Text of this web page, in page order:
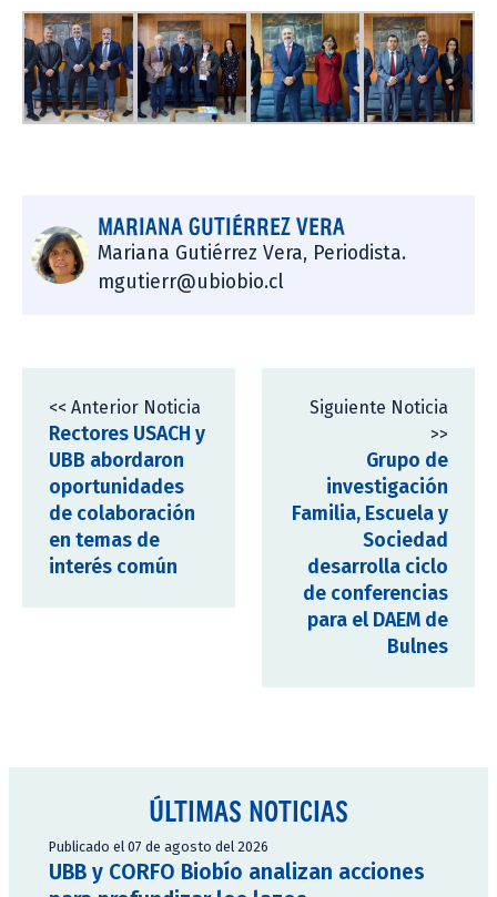
MARIANA GUTIÉRREZ VERA
Mariana Gutiérrez Vera, Periodista.
mgutierr@ubiobio.cl
<< Anterior Noticia
Rectores USACH y
UBB abordaron
oportunidades
de colaboración
en temas de
interés común
Siguiente Noticia
>>
Grupo de
investigación
Familia, Escuela y
Sociedad
desarrolla ciclo
de conferencias
para el DAEM de
Bulnes
ÚLTIMAS NOTICIAS
Publicado el 07 de agosto del 2026
UBB y CORFO Biobío analizan acciones